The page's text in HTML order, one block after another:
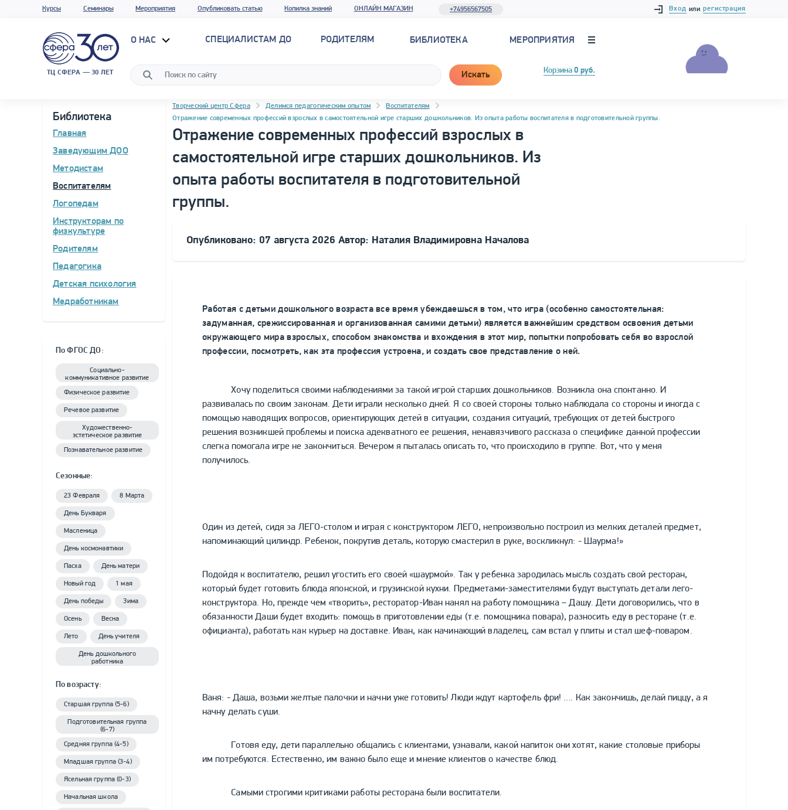
Курсы Семинары Мероприятия Опубликовать статью Копилка знаний ОНЛАЙН МАГАЗИН +74956567505 Вход или регистрация
ТЦ СФЕРА — 30 ЛЕТ
О НАС СПЕЦИАЛИСТАМ ДО РОДИТЕЛЯМ БИБЛИОТЕКА МЕРОПРИЯТИЯ
Искать Корзина 0 руб.
Библиотека
Главная
Заведующим ДОО
Методистам
Воспитателям
Логопедам
Инструкторам по
физкультуре
Родителям
Педагогика
Детская психология
Медработникам
По ФГОС ДО:
Социально-
коммуникативное развитие
Физическое развитие
Речевое развитие
Художественно-
эстетическое развитие
Познавательное развитие
Сезонные:
23 Февраля 8 Марта
День Букваря
Масленица
День космонавтики
Пасха День матери
Новый год 1 мая
День победы Зима
Осень Весна
Лето День учителя
День дошкольного
работника
По возрасту:
Старшая группа (5-6)
Подготовительная группа
(6-7)
Средняя группа (4-5)
Младшая группа (3-4)
Ясельная группа (0-3)
Начальная школа
Навигация
Программа материала
Творческий центр Сфера Делимся педагогическим опытом
Воспитателям
Отражение современных профессий взрослых в самостоятельной игре старших дошкольников. Из опыта работы воспитателя в подготовительной группы.
Отражение современных профессий взрослых в
самостоятельной игре старших дошкольников. Из
опыта работы воспитателя в подготовительной
группы.
Опубликовано: 07 августа 2026 Автор: Наталия Владимировна Началова
Работая с детьми дошкольного возраста все время убеждаешься в том, что игра (особенно самостоятельная:
задуманная, срежиссированная и организованная самими детьми) является важнейшим средством освоения детьми
окружающего мира взрослых, способом знакомства и вхождения в этот мир, попытки попробовать себя во взрослой
профессии, посмотреть, как эта профессия устроена, и создать свое представление о ней.
Хочу поделиться своими наблюдениями за такой игрой старших дошкольников. Возникла она спонтанно. И
развивалась по своим законам. Дети играли несколько дней. Я со своей стороны только наблюдала со стороны и иногда с
помощью наводящих вопросов, ориентирующих детей в ситуации, создания ситуаций, требующих от детей быстрого
решения возникшей проблемы и поиска адекватного ее решения, ненавязчивого рассказа о специфике данной профессии
слегка помогала игре не закончиться. Вечером я пыталась описать то, что происходило в группе. Вот, что у меня
получилось.
Один из детей, сидя за ЛЕГО-столом и играя с конструктором ЛЕГО, непроизвольно построил из мелких деталей предмет,
напоминающий цилиндр. Ребенок, покрутив деталь, которую смастерил в руке, воскликнул: - Шаурма!»
Подойдя к воспитателю, решил угостить его своей «шаурмой». Так у ребенка зародилась мысль создать свой ресторан,
который будет готовить блюда японской, и грузинской кухни. Предметами-заместителями будут выступать детали лего-
конструктора. Но, прежде чем «творить», ресторатор-Иван нанял на работу помощника – Дашу. Дети договорились, что в
обязанности Даши будет входить: помощь в приготовлении еды (т.е. помощника повара), разносить еду в ресторане (т.е.
официанта), работать как курьер на доставке. Иван, как начинающий владелец, сам встал у плиты и стал шеф-поваром.
Ваня: - Даша, возьми желтые палочки и начни уже готовить! Люди ждут картофель фри! …. Как закончишь, делай пиццу, а я
начну делать суши.
Готовя еду, дети параллельно общались с клиентами, узнавали, какой напиток они хотят, какие столовые приборы
им потребуются. Естественно, им важно было еще и мнение клиентов о качестве блюд.
Самыми строгими критиками работы ресторана были воспитатели.